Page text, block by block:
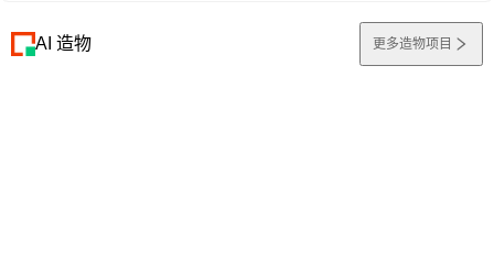
AI 造物 更多造物项目